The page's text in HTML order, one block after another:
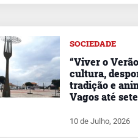
SOCIEDADE
“Viver o
cultura,
tradição e
Vagos até
10 de Julho, 2026